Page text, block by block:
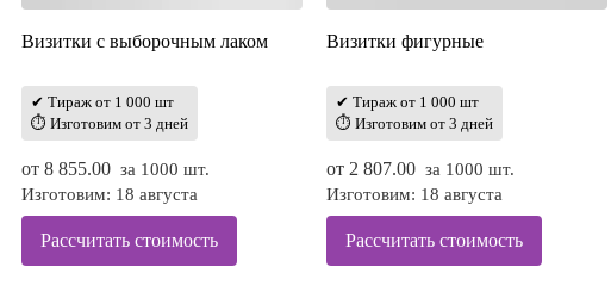
Визитки с выборочным лаком
✔ Тираж от 1 000 шт
⏱ Изготовим от 3 дней
от 8 855.00 за 1000 шт.
Изготовим: 18 августа
Рассчитать стоимость
Визитки фигурные
✔ Тираж от 1 000 шт
⏱ Изготовим от 3 дней
от 2 807.00 за 1000 шт.
Изготовим: 18 августа
Рассчитать стоимость